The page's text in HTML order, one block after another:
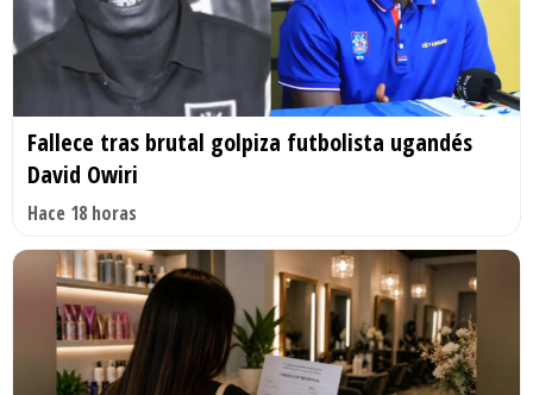
Fallece tras brutal golpiza futbolista ugandés
David Owiri
Hace 18 horas